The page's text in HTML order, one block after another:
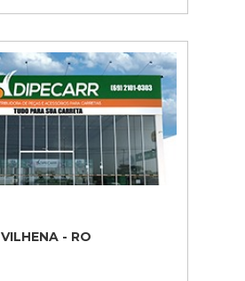
VILHENA - RO